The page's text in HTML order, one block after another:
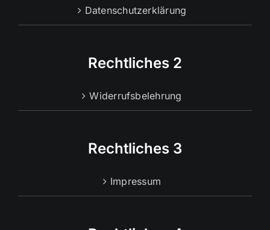
Datenschutzerklärung
Rechtliches 2
Widerrufsbelehrung
Rechtliches 3
Impressum